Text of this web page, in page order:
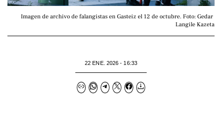
Imagen de archivo de falangistas en Gasteiz el 12 de octubre. Foto: Gedar
Langile Kazeta
22 ENE. 2026 - 16:33